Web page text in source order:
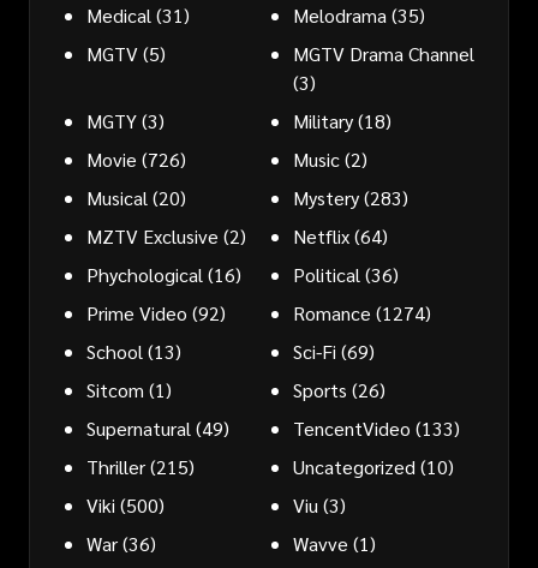
Medical (31) Melodrama (35)
MGTV(5)
MGTV Drama Channel
(3)
MGTY(3) Military(18)
Movie (726) Music(2)
Musical (20) Mystery(283)
MZTV Exclusive (2) Netflix(64)
Phychological (16) Political (36)
Prime Video (92) Romance (1274)
School (13) Sci-Fi (69)
Sitcom (1) Sports (26)
Supernatural (49) TencentVideo (133)
Thriller(215) Uncategorized (10)
Viki (500) Viu (3)
War(36) Wavve (1)